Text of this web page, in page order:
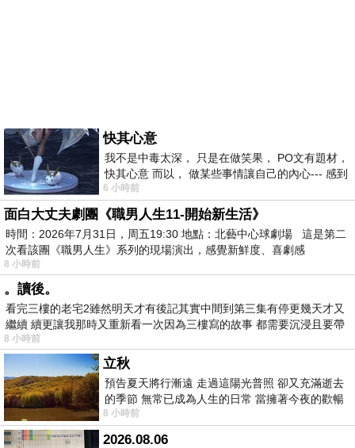
快其心意
我不是中毒太深， 只是在做笑果， PO文有題材，
快其心意 而以， 做某些事情讓自己的內心--- 感到
愉快。
6 小時前
面白大丈夫劇團《職男人生11-開始新生活》
時間：2026年7月31日，周五19:30 地點：北藝中心球劇場 這是第二
次看該團《職男人生》系列的現場演出，感覺新鮮度、喜劇感
8 小時前
。讀後。
看完三樓的老宅2雖然明天才有後記其實中間到第三集有停更幾天才又
繼續 續更讓我那時又重新看一次因為三樓寫的故事 都需要沉浸且要帶
有
8 小時前
立秋
預告夏天將行漸遠 走過這陽光普照 卻又充滿逝去
的季節 無常已成為人生的日常 當擁著今夜的歡暢
舒心 轉眼驟成昨日 而明晨 太陽
8 小時前
2026.08.06